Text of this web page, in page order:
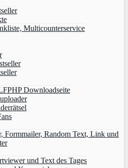
Multicounterservice
Downloadseite
Formmailer, Random Text, Link und
und Text des Tages